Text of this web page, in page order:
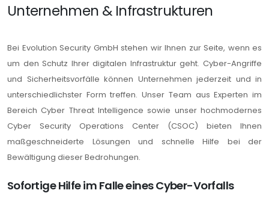
Unternehmen & Infrastrukturen
Bei Evolution Security GmbH stehen wir Ihnen zur Seite, wenn es
um den Schutz Ihrer digitalen Infrastruktur geht. Cyber-Angriffe
und Sicherheitsvorfälle können Unternehmen jederzeit und in
unterschiedlichster Form treffen. Unser Team aus Experten im
Bereich Cyber Threat Intelligence sowie unser hochmodernes
Cyber Security Operations Center (CSOC) bieten Ihnen
maßgeschneiderte Lösungen und schnelle Hilfe bei der
Bewältigung dieser Bedrohungen.
Sofortige Hilfe im Falle eines Cyber-Vorfalls